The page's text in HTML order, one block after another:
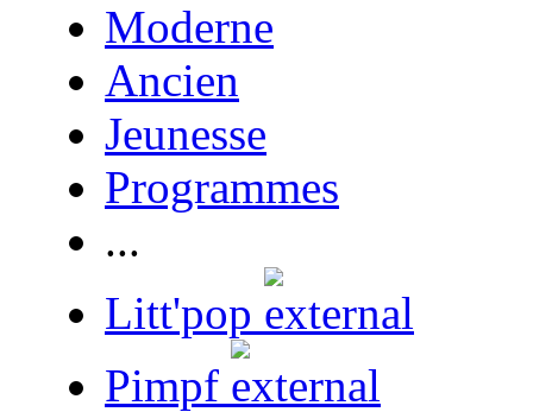
Moderne
Ancien
Jeunesse
Programmes
...
Litt'pop
Pimpf